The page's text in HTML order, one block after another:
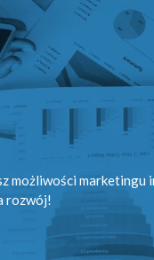
możliwości
rozwój!